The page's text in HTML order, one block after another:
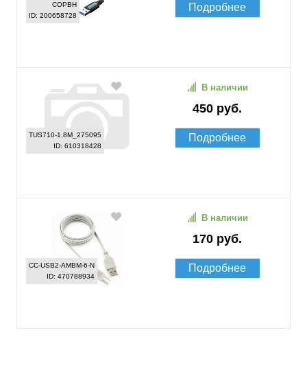
COPBH
ID: 200658728
Подробнее
TUS710-1.8M_275095
ID: 610318428
450 руб.
В наличии
Подробнее
CC-USB2-AMBM-6-N
ID: 470788934
170 руб.
В наличии
Подробнее